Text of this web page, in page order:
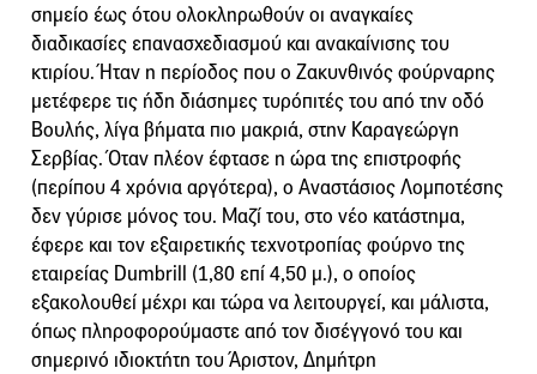
σημείο έως ότου ολοκληρωθούν οι αναγκαίες
διαδικασίες επανασχεδιασμού και ανακαίνισης του
κτιρίου. Ήταν η περίοδος που ο Ζακυνθινός φούρναρης
μετέφερε τις ήδη διάσημες τυρόπιτές του από την οδό
Βουλής, λίγα βήματα πιο μακριά, στην Καραγεώργη
Σερβίας. Όταν πλέον έφτασε η ώρα της επιστροφής
(περίπου 4 χρόνια αργότερα), ο Αναστάσιος Λομποτέσης
δεν γύρισε μόνος του. Μαζί του, στο νέο κατάστημα,
έφερε και τον εξαιρετικής τεχνοτροπίας φούρνο της
εταιρείας Dumbrill (1,80 επί 4,50 μ.), ο οποίος
εξακολουθεί μέχρι και τώρα να λειτουργεί, και μάλιστα,
όπως πληροφορούμαστε από τον δισέγγονό του και
σημερινό ιδιοκτήτη του Άριστον, Δημήτρη